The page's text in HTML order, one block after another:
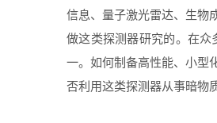
信息、量子激光雷达、生物
做这类探测器研究的。在众
一。如何制备高性能、小型
否利用这类探测器从事暗物